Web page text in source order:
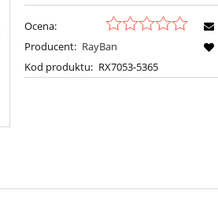
Ocena:
Producent: RayBan
Kod produktu: RX7053-5365